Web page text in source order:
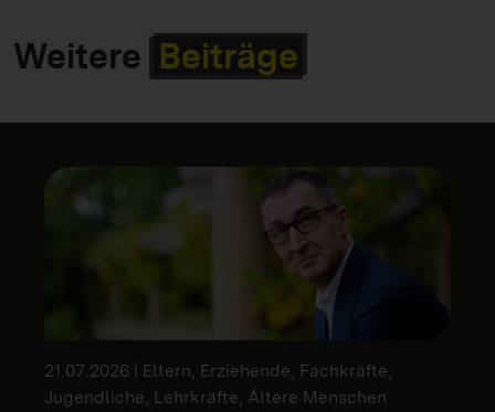
Weitere Beiträge
21.07.2026 | Eltern, Erziehende, Fachkräfte,
Jugendliche, Lehrkräfte, Ältere Menschen